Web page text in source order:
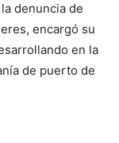
denuncia de
encargó su
en la
de puerto de